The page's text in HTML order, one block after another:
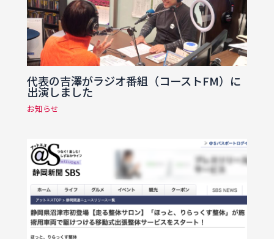
代表の吉澤がラジオ番組（コーストFM）に
出演しました
お知らせ